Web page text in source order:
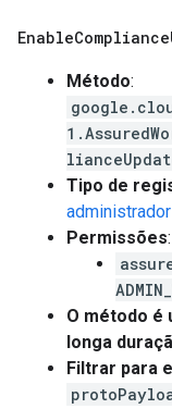
EnableCompliance
Método:
Tipo de
administrador
Permissões:
O método é
longa
Filtrar para